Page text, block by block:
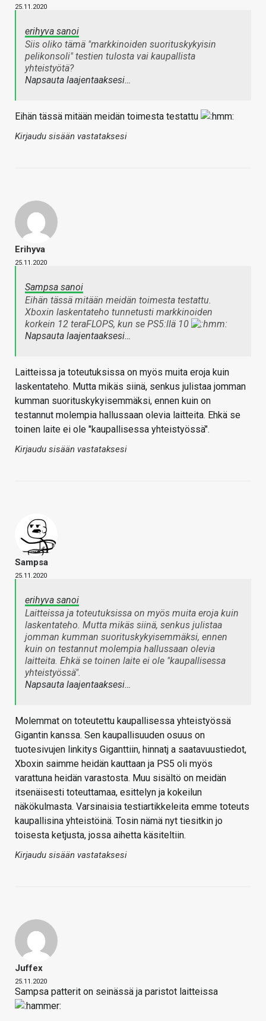
25.11.2020
erihyva sanoi
Siis oliko tämä "markkinoiden suorituskykyisin
pelikonsoli" testien tulosta vai kaupallista
yhteistyötä?
Napsauta laajentaaksesi…
Eihän tässä mitään meidän toimesta testattu
Kirjaudu sisään vastataksesi
Erihyva
25.11.2020
Sampsa sanoi
Eihän tässä mitään meidän toimesta testattu.
Xboxin laskentateho tunnetusti markkinoiden
korkein 12 teraFLOPS, kun se PS5:llä 10
Napsauta laajentaaksesi…
Laitteissa ja toteutuksissa on myös muita eroja kuin
laskentateho. Mutta mikäs siinä, senkus julistaa jomman
kumman suorituskykyisemmäksi, ennen kuin on
testannut molempia hallussaan olevia laitteita. Ehkä se
toinen laite ei ole "kaupallisessa yhteistyössä".
Kirjaudu sisään vastataksesi
Sampsa
25.11.2020
erihyva sanoi
Laitteissa ja toteutuksissa on myös muita eroja kuin
laskentateho. Mutta mikäs siinä, senkus julistaa
jomman kumman suorituskykyisemmäksi, ennen
kuin on testannut molempia hallussaan olevia
laitteita. Ehkä se toinen laite ei ole "kaupallisessa
yhteistyössä".
Napsauta laajentaaksesi…
Molemmat on toteutettu kaupallisessa yhteistyössä
Gigantin kanssa. Sen kaupallisuuden osuus on
tuotesivujen linkitys Giganttiin, hinnatj a saatavuustiedot,
Xboxin saimme heidän kauttaan ja PS5 oli myös
varattuna heidän varastosta. Muu sisältö on meidän
itsenäisesti toteuttamaa, esittelyn ja kokeilun
näkökulmasta. Varsinaisia testiartikkeleita emme toteuts
kaupallisina yhteistöinä. Tosin nämä nyt tiesitkin jo
toisesta ketjusta, jossa aihetta käsiteltiin.
Kirjaudu sisään vastataksesi
Juffex
25.11.2020
Sampsa patterit on seinässä ja paristot laitteissa